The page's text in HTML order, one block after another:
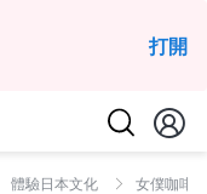
打開
體驗日本文化 女僕咖啡廳